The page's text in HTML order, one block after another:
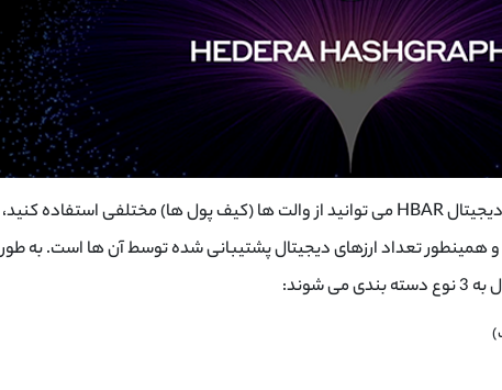
برای خرید و فروش و نگهداری ارز دیجیتال HBAR می توانید از والت ها (کیف پول ها) مختلفی استفاده کنید،
همینطور تعداد ارزهای دیجیتال پشتیبانی شده توسط آن ها است. به طور
شوند: